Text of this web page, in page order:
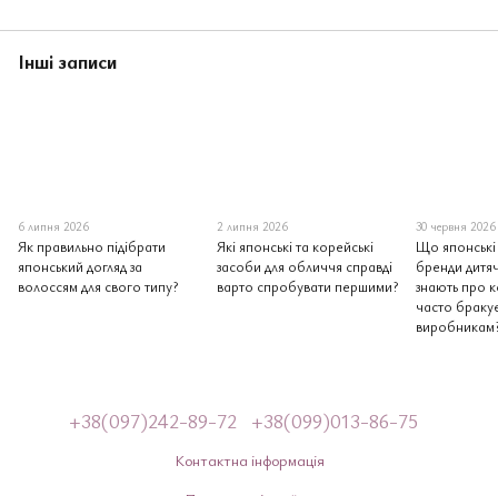
Інші записи
6 липня 2026
Як правильно підібрати
японський догляд за
волоссям для свого типу?
2 липня 2026
Які японські та корейські
засоби для обличчя справді
варто спробувати першими?
30 червня 2026
Що японські
бренди
знають про
часто
+38(097)242-89-72 +38(099)013-86-75
Контактна інформація